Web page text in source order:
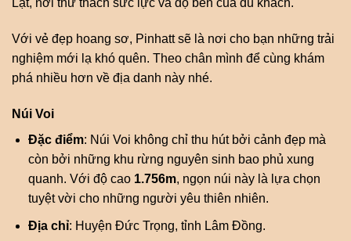
Lạt, nơi thử thách sức lực và độ bền của du khách.
Với vẻ đẹp hoang sơ, Pinhatt sẽ là nơi cho bạn những trải
nghiệm mới lạ khó quên. Theo chân mình để cùng khám
phá nhiều hơn về địa danh này nhé.
Núi Voi
Đặc điểm: Núi Voi không chỉ thu hút bởi cảnh đẹp mà
còn bởi những khu rừng nguyên sinh bao phủ xung
quanh. Với độ cao 1.756m, ngọn núi này là lựa chọn
tuyệt vời cho những người yêu thiên nhiên.
Địa chỉ: Huyện Đức Trọng, tỉnh Lâm Đồng.